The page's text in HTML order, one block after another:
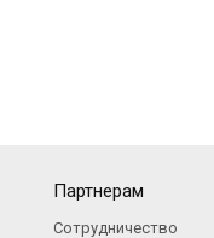
Партнерам
Сотрудничество